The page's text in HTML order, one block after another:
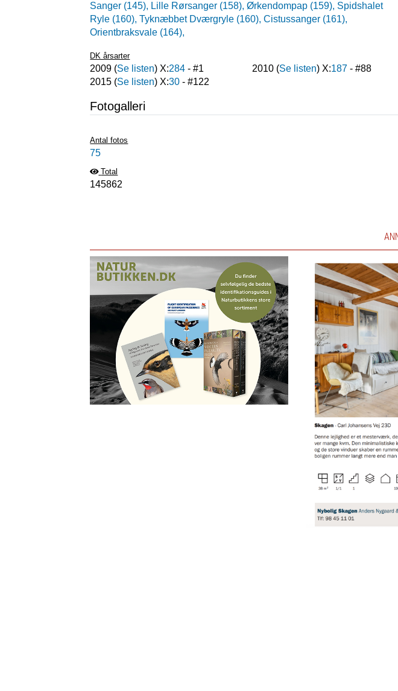
Sanger (145), Lille Rørsanger (158),Ørkendompap (159), Spidshalet
Ryle (160),Tyknæbbet Dværgryle (160),Cistussanger (161),
Orientbraksvale (164),
DK årsarter
2009 (Se listen) X:284 - #1 2010 (Se listen) X:187 - #88
2015 (Se listen) X:30 - #122
Fotogalleri
Antal fotos
75
Total
145862